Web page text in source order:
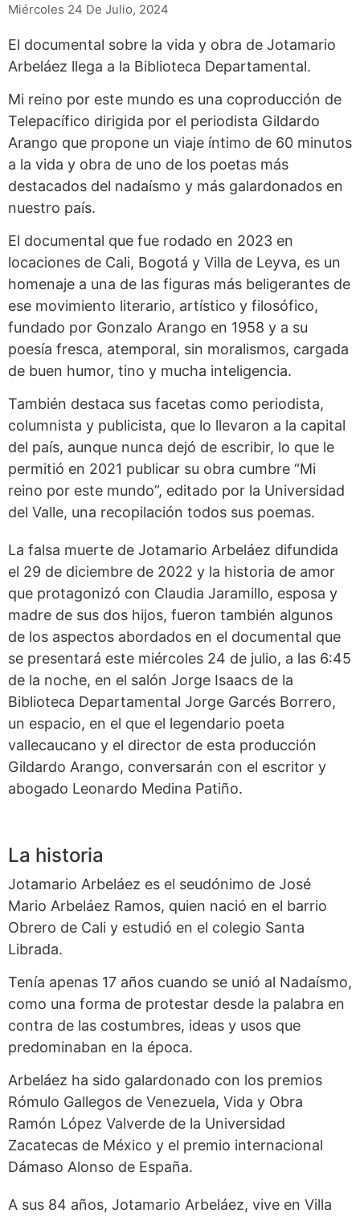
Miércoles 24 De Julio, 2024
El documental sobre la vida y obra de Jotamario
Arbeláez llega a la Biblioteca Departamental.
Mi reino por este mundo es una coproducción de
Telepacífico dirigida por el periodista Gildardo
Arango que propone un viaje íntimo de 60 minutos
a la vida y obra de uno de los poetas más
destacados del nadaísmo y más galardonados en
nuestro país.
El documental que fue rodado en 2023 en
locaciones de Cali, Bogotá y Villa de Leyva, es un
homenaje a una de las figuras más beligerantes de
ese movimiento literario, artístico y filosófico,
fundado por Gonzalo Arango en 1958 y a su
poesía fresca, atemporal, sin moralismos, cargada
de buen humor, tino y mucha inteligencia.
También destaca sus facetas como periodista,
columnista y publicista, que lo llevaron a la capital
del país, aunque nunca dejó de escribir, lo que le
permitió en 2021 publicar su obra cumbre “Mi
reino por este mundo”, editado por la Universidad
del Valle, una recopilación todos sus poemas.
La falsa muerte de Jotamario Arbeláez difundida
el 29 de diciembre de 2022 y la historia de amor
que protagonizó con Claudia Jaramillo, esposa y
madre de sus dos hijos, fueron también algunos
de los aspectos abordados en el documental que
se presentará este miércoles 24 de julio, a las 6:45
de la noche, en el salón Jorge Isaacs de la
Biblioteca Departamental Jorge Garcés Borrero,
un espacio, en el que el legendario poeta
vallecaucano y el director de esta producción
Gildardo Arango, conversarán con el escritor y
abogado Leonardo Medina Patiño.
La historia
Jotamario Arbeláez es el seudónimo de José
Mario Arbeláez Ramos, quien nació en el barrio
Obrero de Cali y estudió en el colegio Santa
Librada.
Tenía apenas 17 años cuando se unió al Nadaísmo,
como una forma de protestar desde la palabra en
contra de las costumbres, ideas y usos que
predominaban en la época.
Arbeláez ha sido galardonado con los premios
Rómulo Gallegos de Venezuela, Vida y Obra
Ramón López Valverde de la Universidad
Zacatecas de México y el premio internacional
Dámaso Alonso de España.
A sus 84 años, Jotamario Arbeláez, vive en Villa